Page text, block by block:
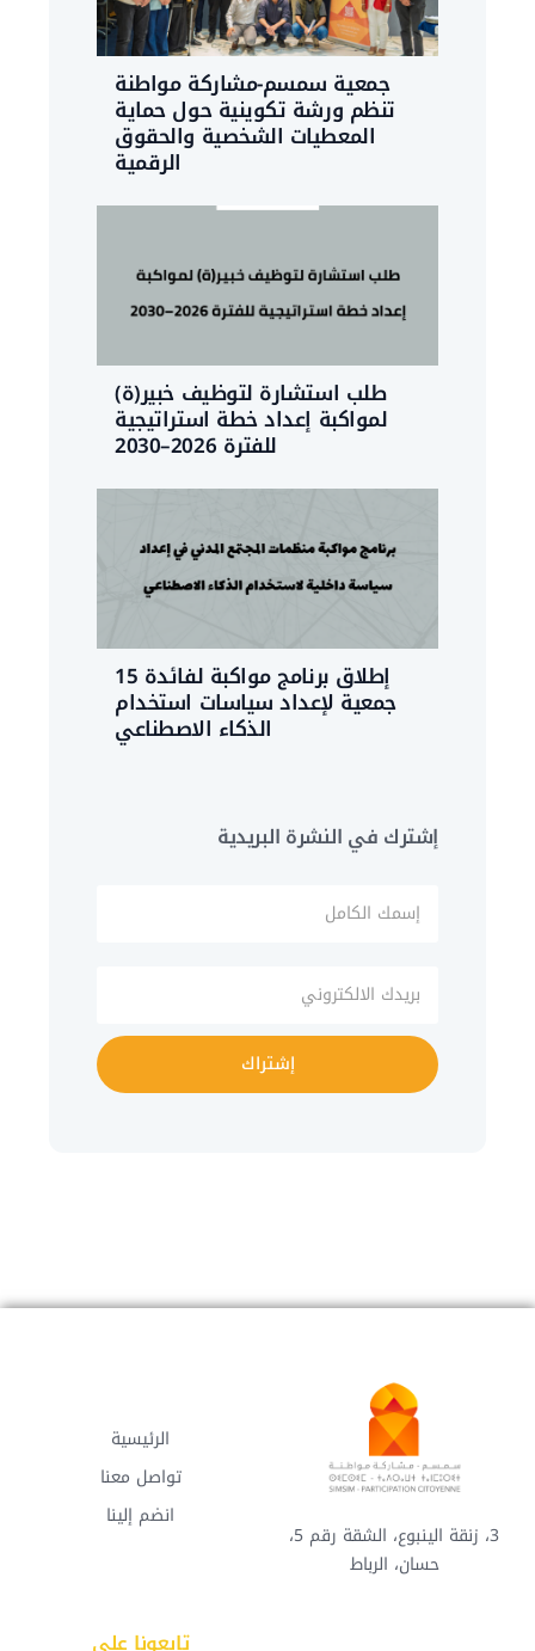
جمعية سمسم-مشاركة مواطنة
تنظم ورشة تكوينية حول حماية
المعطيات الشخصية والحقوق
الرقمية
طلب استشارة لتوظيف خبير(ة)
لمواكبة إعداد خطة استراتيجية
للفترة 2026–2030
إطلاق برنامج مواكبة لفائدة 15
جمعية لإعداد سياسات استخدام
الذكاء الاصطناعي
إشترك في النشرة البريدية
إشتراك
3، زنقة الينبوع، الشقة رقم 5،
حسان، الرباط
الرئيسية
تواصل معنا
انضم إلينا
تابعونا على